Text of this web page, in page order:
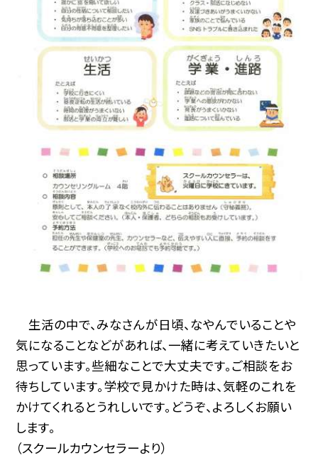
生活の中で、みなさんが日頃、なやんでいることや
気になることなどがあれば、一緒に考えていきたいと
思っています。些細なことで大丈夫です。ご相談をお
待ちしています。学校で見かけた時は、気軽のこれを
かけてくれるとうれしいです。どうぞ、よろしくお願い
します。
（スクールカウンセラーより）